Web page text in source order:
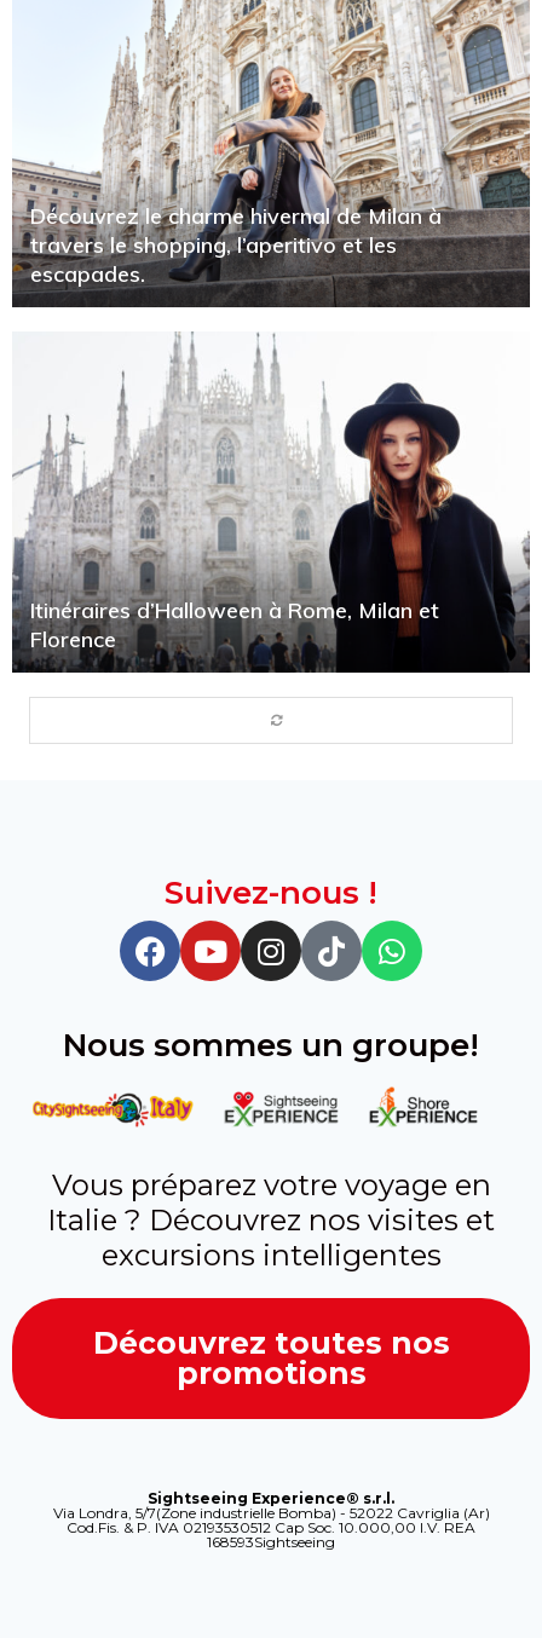
Découvrez le charme hivernal de Milan à
travers le shopping, l’aperitivo et les
escapades.
Itinéraires d’Halloween à Rome, Milan et
Florence
Suivez-nous !
Nous sommes un groupe!
Vous préparez votre voyage en
Italie ? Découvrez nos visites et
excursions intelligentes
Découvrez toutes nos
promotions
Sightseeing Experience® s.r.l.
Via Londra, 5/7(Zone industrielle Bomba) - 52022 Cavriglia (Ar)
Cod.Fis. & P. IVA 02193530512 Cap Soc. 10.000,00 I.V. REA
168593Sightseeing